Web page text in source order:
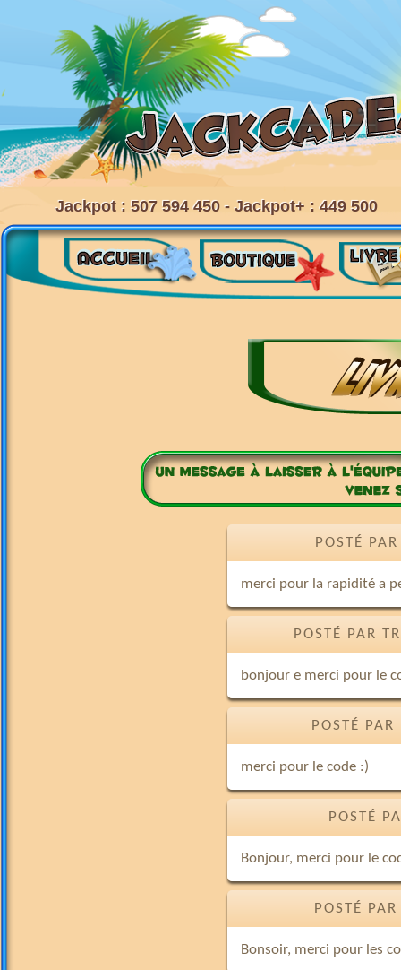
Jackpot : 507 594 450 - Jackpot+ : 449 500
POSTÉ
merci pour la rapidité a
POSTÉ PAR
bonjour e merci pour le
POSTÉ
merci pour le code :)
POSTÉ
Bonjour, merci pour le
POSTÉ
Bonsoir, merci pour les